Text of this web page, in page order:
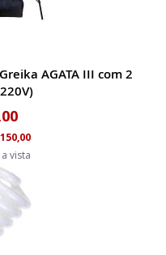
AGATA III com 2
vista